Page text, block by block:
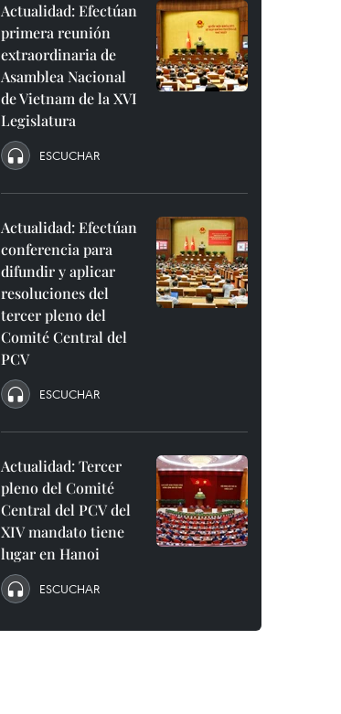
Actualidad: Efectúan
primera reunión
extraordinaria de
Asamblea Nacional
de Vietnam de la XVI
Legislatura
ESCUCHAR
Actualidad: Efectúan
conferencia para
difundir y aplicar
resoluciones del
tercer pleno del
Comité Central del
PCV
ESCUCHAR
Actualidad: Tercer
pleno del Comité
Central del PCV del
XIV mandato tiene
lugar en Hanoi
ESCUCHAR